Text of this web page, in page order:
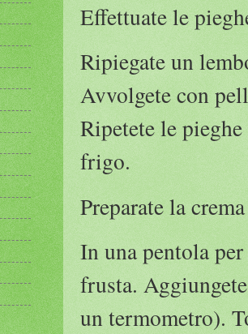
Effettuate le
Ripiegate un
Avvolgete con
Ripetete le
frigo.
Preparate la crema
In una pentola
frusta.
un termometro).